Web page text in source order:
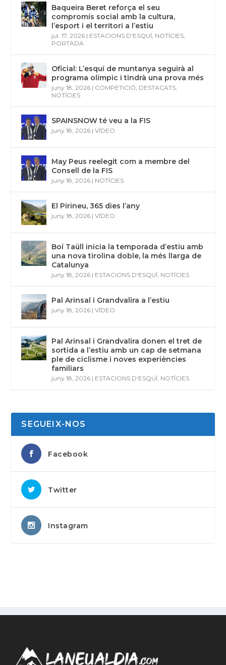
Baqueira Beret reforça el seu
compromís social amb la cultura,
l’esport i el territori a l’estiu
jul. 17, 2026 | ESTACIONS D'ESQUÍ NOTÍCIES
PORTADA
Oficial: L’esquí de muntanya seguirà al
programa olímpic i tindrà una prova més
juny 18, 2026 | COMPETICIÓ DESTACATS
NOTÍCIES
SPAINSNOW té veu a la FIS
juny 18, 2026 |VÍDEO
May Peus reelegit com a membre del
Consell de la FIS
juny 18, 2026 | NOTÍCIES
El Pirineu, 365 dies l’any
juny 18, 2026 |VÍDEO
Boí Taüll inicia la temporada d’estiu amb
una nova tirolina doble, la més llarga de
Catalunya
juny 18, 2026 | ESTACIONS D'ESQUÍ NOTÍCIES
Pal Arinsal i Grandvalira a l’estiu
juny 18, 2026 |VÍDEO
Pal Arinsal i Grandvalira donen el tret de
sortida a l’estiu amb un cap de setmana
ple de ciclisme i noves experiències
familiars
juny 18, 2026 | ESTACIONS D'ESQUÍ NOTÍCIES
SEGUEIX-NOS
Facebook
Twitter
Instagram